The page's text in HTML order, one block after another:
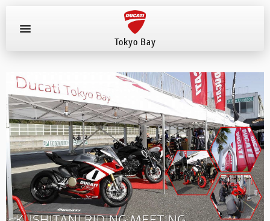
Tokyo Bay
店舗へ電話する
047-307-1098
新車
中古車
試乗車
イベント